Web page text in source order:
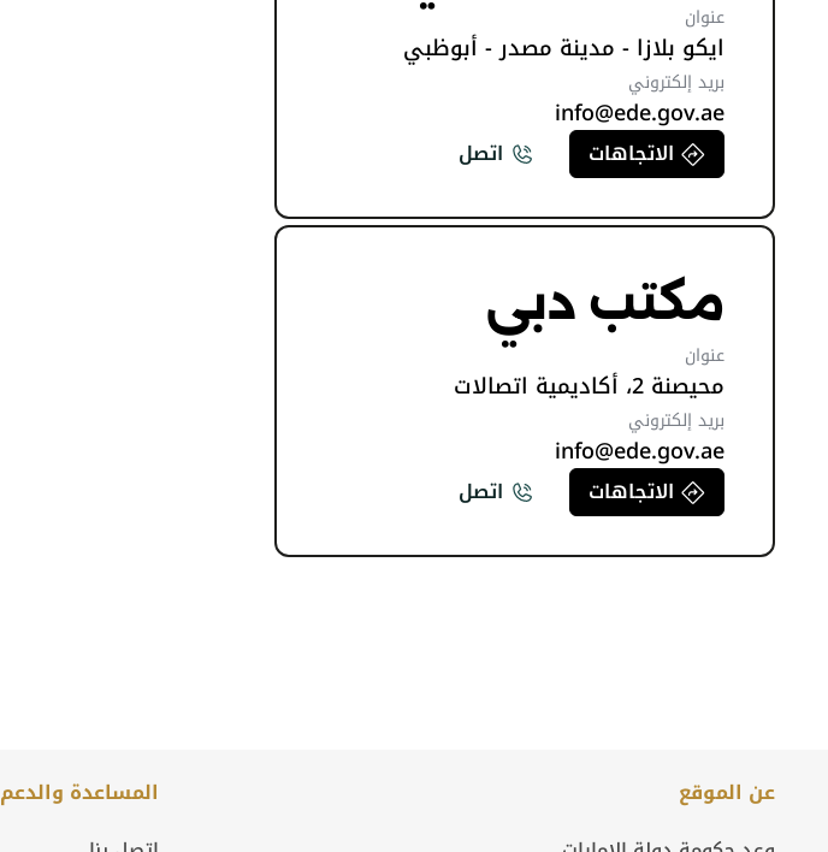
عنوان
ايكو بلازا - مدينة مصدر - أبوظبي
بريد إلكتروني
info@ede.gov.ae
الاتجاهات اتصل
مكتب دبي
عنوان
محيصنة 2، أكاديمية اتصالات
بريد إلكتروني
info@ede.gov.ae
الاتجاهات اتصل
عن الموقع
المساعدة والدعم